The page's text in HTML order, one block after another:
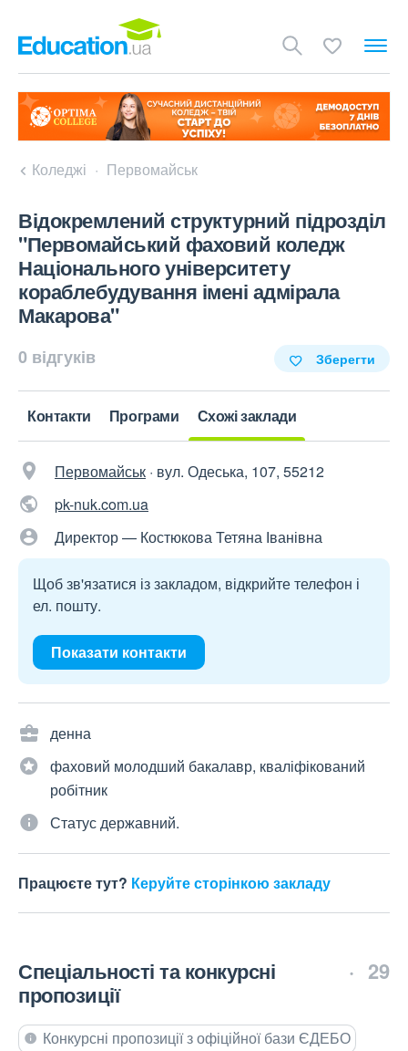
Коледжі Первомайськ
Відокремлений структурний підрозділ
"Первомайський фаховий коледж
Національного університету
кораблебудування імені адмірала
Макарова"
0 відгуків Зберегти
Контакти Програми Схожі заклади
Первомайськ · вул. Одеська, 107, 55212
pk-nuk.com.ua
Директор — Костюкова Тетяна Іванівна
Щоб зв'язатися із закладом, відкрийте телефон і
ел. пошту.
Показати контакти
денна
фаховий молодший бакалавр, кваліфікований
робітник
Статус державний.
Працюєте тут? Керуйте сторінкою закладу
Спеціальності та конкурсні
пропозиції
29
Конкурсні пропозиції з офіційної бази ЄДЕБО